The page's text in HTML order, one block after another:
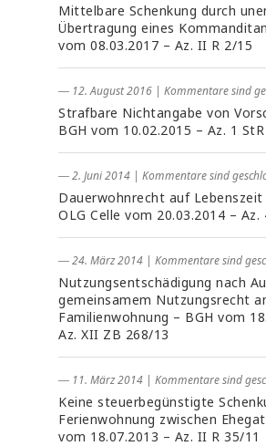
Mittelbare Schenkung durch
Übertragung eines
vom 08.03.2017 – Az. II R 2/15
― 12. August 2016 | Kommentare sind
Strafbare Nichtangabe von
BGH vom 10.02.2015 – Az. 1
― 2. Juni 2014 | Kommentare sind
Dauerwohnrecht auf Lebenszeit
OLG Celle vom 20.03.2014 – Az.
― 24. März 2014 | Kommentare sind
Nutzungsentschädigung nach
gemeinsamem Nutzungsrecht
Familienwohnung – BGH vom
Az. XII ZB 268/13
― 11. März 2014 | Kommentare sind
Keine steuerbegünstigte
Ferienwohnung zwischen
vom 18.07.2013 – Az. II R 35/11